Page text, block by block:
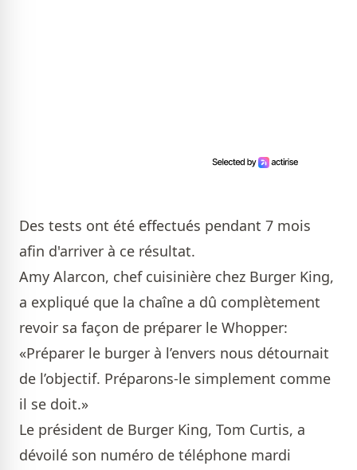
Des tests ont été effectués pendant 7 mois
afin d'arriver à ce résultat.
Amy Alarcon, chef cuisinière chez Burger King,
a expliqué que la chaîne a dû complètement
revoir sa façon de préparer le Whopper:
«Préparer le burger à l’envers nous détournait
de l’objectif. Préparons-le simplement comme
il se doit.»
Le président de Burger King, Tom Curtis, a
dévoilé son numéro de téléphone mardi